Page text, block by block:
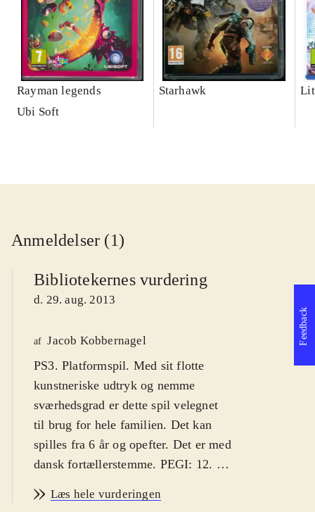
Rayman legends
Ubi Soft
Starhawk
Anmeldelser (1)
Bibliotekernes vurdering
d. 29. aug. 2013
af Jacob Kobbernagel
PS3. Platformspil. Med sit flotte
kunstneriske udtryk og nemme
sværhedsgrad er dette spil velegnet
til brug for hele familien. Det kan
spilles fra 6 år og opefter. Det er med
dansk fortællerstemme. PEGI: 12.
og sjæl til Månebjørnskongen, og han
Læs hele vurderingen
Feedback